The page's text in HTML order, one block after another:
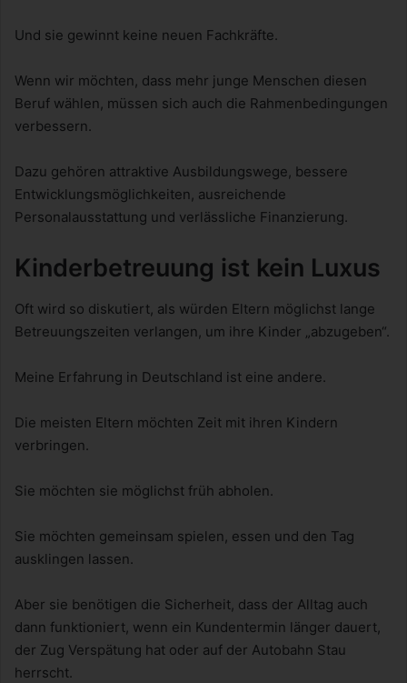
Und sie gewinnt keine neuen Fachkräfte.
Wenn wir möchten, dass mehr junge Menschen diesen
Beruf wählen, müssen sich auch die Rahmenbedingungen
verbessern.
Dazu gehören attraktive Ausbildungswege, bessere
Entwicklungsmöglichkeiten, ausreichende
Personalausstattung und verlässliche Finanzierung.
Kinderbetreuung ist kein Luxus
Oft wird so diskutiert, als würden Eltern möglichst lange
Betreuungszeiten verlangen, um ihre Kinder „abzugeben“.
Meine Erfahrung in Deutschland ist eine andere.
Die meisten Eltern möchten Zeit mit ihren Kindern
verbringen.
Sie möchten sie möglichst früh abholen.
Sie möchten gemeinsam spielen, essen und den Tag
ausklingen lassen.
Aber sie benötigen die Sicherheit, dass der Alltag auch
dann funktioniert, wenn ein Kundentermin länger dauert,
der Zug Verspätung hat oder auf der Autobahn Stau
herrscht.